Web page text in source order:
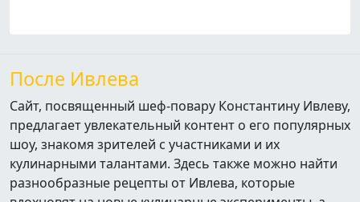
После Ивлева
Сайт, посвященный шеф-повару Константину Ивлеву,
предлагает увлекательный контент о его популярных
шоу, знакомя зрителей с участниками и их
кулинарными талантами. Здесь также можно найти
разнообразные рецепты от Ивлева, которые